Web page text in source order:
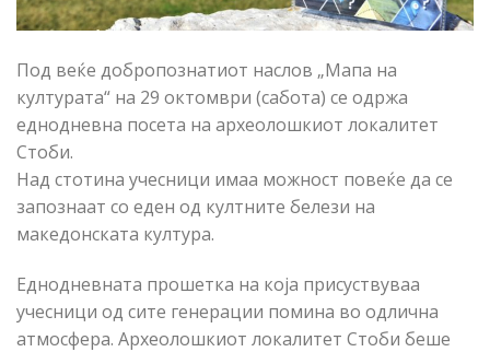
Под веќе добропознатиот наслов „Мапа на
културата“ на 29 октомври (сабота) се одржа
еднодневна посета на археолошкиот локалитет
Стоби.
Над стотина учесници имаа можност повеќе да се
запознаат со еден од култните белези на
македонската култура.
Еднодневната прошетка на која присуствуваа
учесници од сите генерации помина во одлична
атмосфера. Археолошкиот локалитет Стоби беше